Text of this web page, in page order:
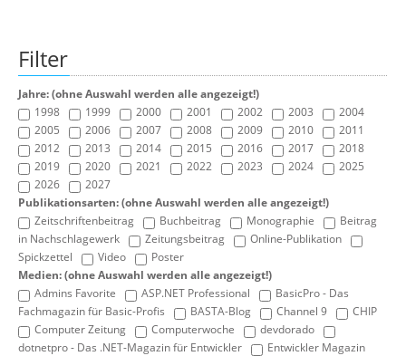
Filter
Jahre: (ohne Auswahl werden alle angezeigt!)
1998
1999 2000 2001 2002 2003
2004
2005
2006 2007 2008 2009 2010
2011
2012
2013 2014 2015 2016 2017
2018
2019
2020 2021 2022 2023 2024
2025
2026
2027
Publikationsarten: (ohne Auswahl werden alle angezeigt!)
Zeitschriftenbeitrag
Buchbeitrag Monographie
Beitrag
in Nachschlagewerk
Zeitungsbeitrag
Online-Publikation
Spickzettel
Video
Poster
Medien: (ohne Auswahl werden alle angezeigt!)
Admins Favorite
ASP.NET Professional
BasicPro - Das
Fachmagazin für Basic-Profis
BASTA-Blog Channel 9
CHIP
Computer Zeitung
Computerwoche
devdorado
dotnetpro - Das .NET-Magazin für Entwickler
Entwickler Magazin